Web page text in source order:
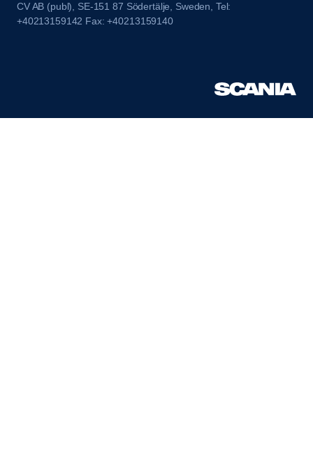
CV AB (publ), SE-151 87 Södertälje, Sweden, Tel:
+40213159142 Fax: +40213159140